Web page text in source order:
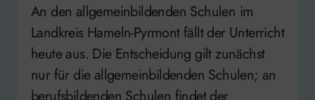
An den allgemeinbildenden Schulen im
Landkreis Hameln-Pyrmont fällt der Unterricht
heute aus. Die Entscheidung gilt zunächst
nur für die allgemeinbildenden Schulen; an